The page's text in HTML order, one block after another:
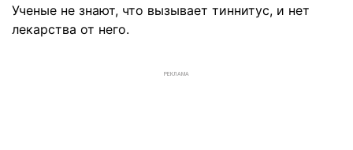
Ученые не знают, что вызывает тиннитус, и нет
лекарства от него.
РЕКЛАМА